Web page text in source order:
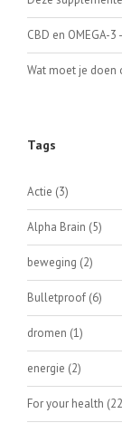
CBD en OMEGA-
Wat moet je doen
Tags
Actie (3)
Alpha Brain (5)
beweging (2)
Bulletproof (6)
dromen (1)
energie (2)
For your health